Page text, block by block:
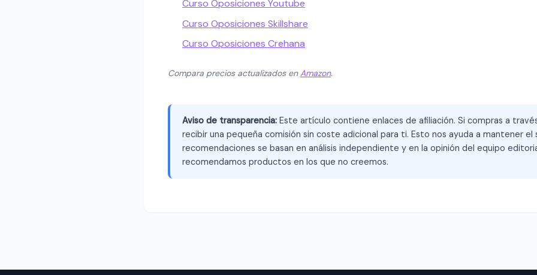
Curso Oposiciones Youtube
Curso Oposiciones Skillshare
Curso Oposiciones Crehana
Compara precios actualizados enAmazon.
Aviso de transparencia: Este artículo contiene enlaces de afiliación. Si compras a
recibir una pequeña comisión sin coste adicional para ti. Esto nos ayuda a mantener el
recomendaciones se basan en análisis independiente y en la opinión del equipo
recomendamos productos en los que no creemos.